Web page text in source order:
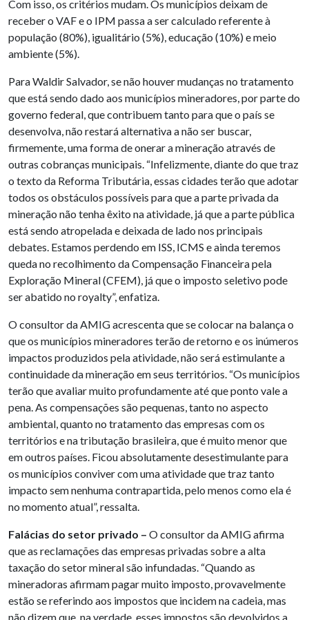
Com isso, os critérios mudam. Os municípios deixam de
receber o VAF e o IPM passa a ser calculado referente à
população (80%), igualitário (5%), educação (10%) e meio
ambiente (5%).
Para Waldir Salvador, se não houver mudanças no tratamento
que está sendo dado aos municípios mineradores, por parte do
governo federal, que contribuem tanto para que o país se
desenvolva, não restará alternativa a não ser buscar,
firmemente, uma forma de onerar a mineração através de
outras cobranças municipais. “Infelizmente, diante do que traz
o texto da Reforma Tributária, essas cidades terão que adotar
todos os obstáculos possíveis para que a parte privada da
mineração não tenha êxito na atividade, já que a parte pública
está sendo atropelada e deixada de lado nos principais
debates. Estamos perdendo em ISS, ICMS e ainda teremos
queda no recolhimento da Compensação Financeira pela
Exploração Mineral (CFEM), já que o imposto seletivo pode
ser abatido no royalty”, enfatiza.
O consultor da AMIG acrescenta que se colocar na balança o
que os municípios mineradores terão de retorno e os inúmeros
impactos produzidos pela atividade, não será estimulante a
continuidade da mineração em seus territórios. “Os municípios
terão que avaliar muito profundamente até que ponto vale a
pena. As compensações são pequenas, tanto no aspecto
ambiental, quanto no tratamento das empresas com os
territórios e na tributação brasileira, que é muito menor que
em outros países. Ficou absolutamente desestimulante para
os municípios conviver com uma atividade que traz tanto
impacto sem nenhuma contrapartida, pelo menos como ela é
no momento atual”, ressalta.
Falácias do setor privado – O consultor da AMIG afirma
que as reclamações das empresas privadas sobre a alta
taxação do setor mineral são infundadas. “Quando as
mineradoras afirmam pagar muito imposto, provavelmente
estão se referindo aos impostos que incidem na cadeia, mas
não dizem que, na verdade, esses impostos são devolvidos a